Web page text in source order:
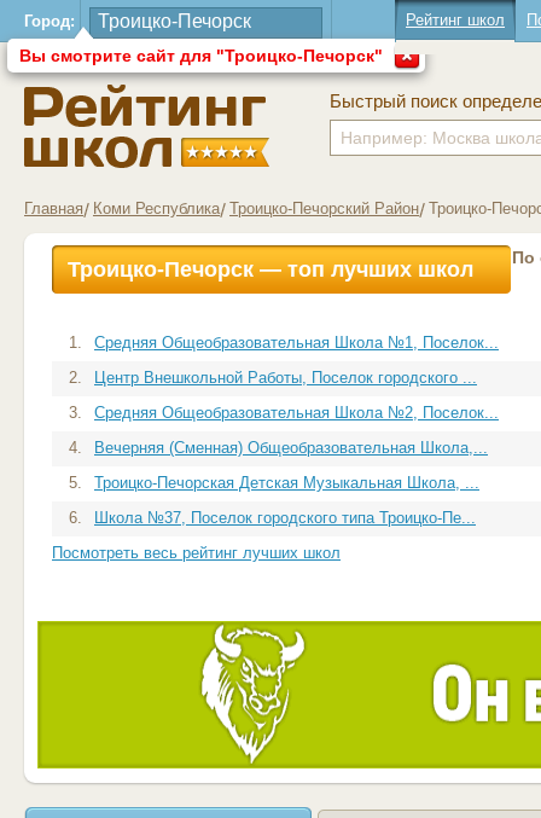
Город:
Вы смотрите сайт для "Троицко-Печорск"
Рейтинг школ
Быстрый поиск
Главная Коми Республика Троицко-Печорский Район Троицко-
Троицко-Печорск — топ лучших школ По
1.
Средняя Общеобразовательная Школа №1, Поселок...
2.
Центр Внешкольной Работы, Поселок городского ...
3.
Средняя Общеобразовательная Школа №2, Поселок...
4.
Вечерняя (Сменная) Общеобразовательная Школа,...
5.
Троицко-Печорская Детская Музыкальная Школа, ...
6.
Школа №37, Поселок городского типа Троицко-Пе...
Посмотреть весь рейтинг лучших школ